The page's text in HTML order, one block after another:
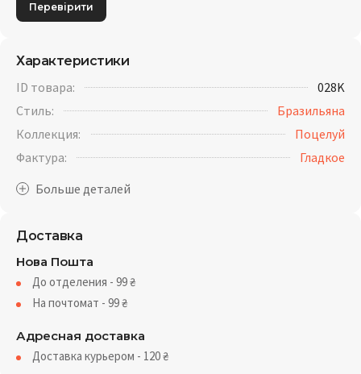
Перевірити
Характеристики
ID товара:
028K
Стиль:
Бразильяна
Коллекция:
Поцелуй
Фактура:
Гладкое
Доставка
Нова Пошта
До отделения - 99₴
На почтомат - 99₴
Адресная доставка
Доставка курьером - 120₴